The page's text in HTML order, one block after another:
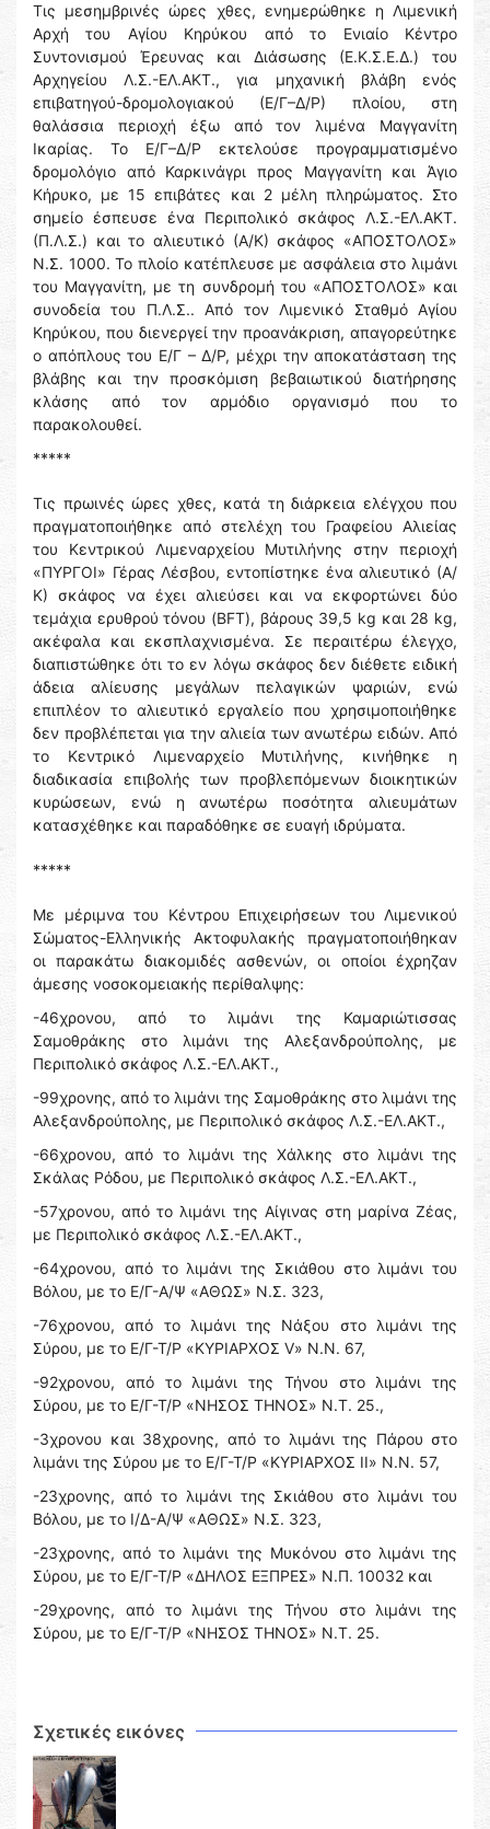
Τις μεσημβρινές ώρες χθες, ενημερώθηκε η Λιμενική
Αρχή του Αγίου Κηρύκου από το Ενιαίο Κέντρο
Συντονισμού Έρευνας και Διάσωσης (Ε.Κ.Σ.Ε.Δ.) του
Αρχηγείου Λ.Σ.-ΕΛ.ΑΚΤ., για μηχανική βλάβη ενός
επιβατηγού-δρομολογιακού (Ε/Γ–Δ/Ρ) πλοίου, στη
θαλάσσια περιοχή έξω από τον λιμένα Μαγγανίτη
Ικαρίας. Το Ε/Γ–Δ/Ρ εκτελούσε προγραμματισμένο
δρομολόγιο από Καρκινάγρι προς Μαγγανίτη και Άγιο
Κήρυκο, με 15 επιβάτες και 2 μέλη πληρώματος. Στο
σημείο έσπευσε ένα Περιπολικό σκάφος Λ.Σ.-ΕΛ.ΑΚΤ.
(Π.Λ.Σ.) και το αλιευτικό (Α/Κ) σκάφος «ΑΠΟΣΤΟΛΟΣ»
Ν.Σ. 1000. Το πλοίο κατέπλευσε με ασφάλεια στο λιμάνι
του Μαγγανίτη, με τη συνδρομή του «ΑΠΟΣΤΟΛΟΣ» και
συνοδεία του Π.Λ.Σ.. Από τον Λιμενικό Σταθμό Αγίου
Κηρύκου, που διενεργεί την προανάκριση, απαγορεύτηκε
ο απόπλους του Ε/Γ – Δ/Ρ, μέχρι την αποκατάσταση της
βλάβης και την προσκόμιση βεβαιωτικού διατήρησης
κλάσης από τον αρμόδιο οργανισμό που το
παρακολουθεί.
*****
Τις πρωινές ώρες χθες, κατά τη διάρκεια ελέγχου που
πραγματοποιήθηκε από στελέχη του Γραφείου Αλιείας
του Κεντρικού Λιμεναρχείου Μυτιλήνης στην περιοχή
«ΠΥΡΓΟΙ» Γέρας Λέσβου, εντοπίστηκε ένα αλιευτικό (Α/
Κ) σκάφος να έχει αλιεύσει και να εκφορτώνει δύο
τεμάχια ερυθρού τόνου (BFT), βάρους 39,5 kg και 28 kg,
ακέφαλα και εκσπλαχνισμένα. Σε περαιτέρω έλεγχο,
διαπιστώθηκε ότι το εν λόγω σκάφος δεν διέθετε ειδική
άδεια αλίευσης μεγάλων πελαγικών ψαριών, ενώ
επιπλέον το αλιευτικό εργαλείο που χρησιμοποιήθηκε
δεν προβλέπεται για την αλιεία των ανωτέρω ειδών. Από
το Κεντρικό Λιμεναρχείο Μυτιλήνης, κινήθηκε η
διαδικασία επιβολής των προβλεπόμενων διοικητικών
κυρώσεων, ενώ η ανωτέρω ποσότητα αλιευμάτων
κατασχέθηκε και παραδόθηκε σε ευαγή ιδρύματα.
*****
Με μέριμνα του Κέντρου Επιχειρήσεων του Λιμενικού
Σώματος-Ελληνικής Ακτοφυλακής πραγματοποιήθηκαν
οι παρακάτω διακομιδές ασθενών, οι οποίοι έχρηζαν
άμεσης νοσοκομειακής περίθαλψης:
-46χρονου, από το λιμάνι της Καμαριώτισσας
Σαμοθράκης στο λιμάνι της Αλεξανδρούπολης, με
Περιπολικό σκάφος Λ.Σ.-ΕΛ.ΑΚΤ.,
-99χρονης, από το λιμάνι της Σαμοθράκης στο λιμάνι της
Αλεξανδρούπολης, με Περιπολικό σκάφος Λ.Σ.-ΕΛ.ΑΚΤ.,
-66χρονου, από το λιμάνι της Χάλκης στο λιμάνι της
Σκάλας Ρόδου, με Περιπολικό σκάφος Λ.Σ.-ΕΛ.ΑΚΤ.,
-57χρονου, από το λιμάνι της Αίγινας στη μαρίνα Ζέας,
με Περιπολικό σκάφος Λ.Σ.-ΕΛ.ΑΚΤ.,
-64χρονου, από το λιμάνι της Σκιάθου στο λιμάνι του
Βόλου, με το Ε/Γ-Α/Ψ «ΑΘΩΣ» Ν.Σ. 323,
-76χρονου, από το λιμάνι της Νάξου στο λιμάνι της
Σύρου, με το Ε/Γ-Τ/Ρ «ΚΥΡΙΑΡΧΟΣ V» Ν.Ν. 67,
-92χρονου, από το λιμάνι της Τήνου στο λιμάνι της
Σύρου, με το Ε/Γ-Τ/Ρ «ΝΗΣΟΣ ΤΗΝΟΣ» Ν.Τ. 25.,
-3χρονου και 38χρονης, από το λιμάνι της Πάρου στο
λιμάνι της Σύρου με το Ε/Γ-Τ/Ρ «ΚΥΡΙΑΡΧΟΣ ΙΙ» Ν.Ν. 57,
-23χρονης, από το λιμάνι της Σκιάθου στο λιμάνι του
Βόλου, με το Ι/Δ-Α/Ψ «ΑΘΩΣ» Ν.Σ. 323,
-23χρονης, από το λιμάνι της Μυκόνου στο λιμάνι της
Σύρου, με το Ε/Γ-Τ/Ρ «ΔΗΛΟΣ ΕΞΠΡΕΣ» Ν.Π. 10032 και
-29χρονης, από το λιμάνι της Τήνου στο λιμάνι της
Σύρου, με το Ε/Γ-Τ/Ρ «ΝΗΣΟΣ ΤΗΝΟΣ» Ν.Τ. 25.
Σχετικές εικόνες